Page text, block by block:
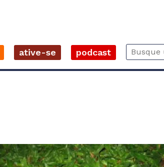
ative-se podcast